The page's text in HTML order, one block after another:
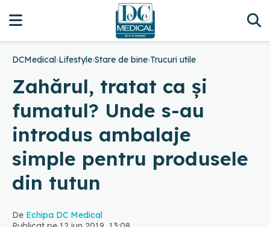
DCMedical›Lifestyle›Stare de bine›Trucuri utile
Zahărul, tratat ca și
fumatul? Unde s-au
introdus ambalaje
simple pentru produsele
din tutun
De Echipa DC Medical